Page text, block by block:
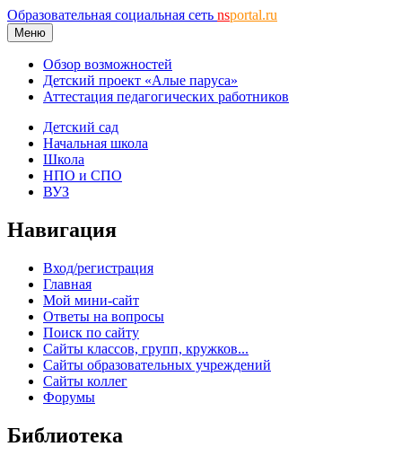
Образовательная социальная сеть nsportal.ru
Меню
Обзор возможностей
Детский проект «Алые паруса»
Аттестация педагогических работников
Детский сад
Начальная школа
Школа
НПО и СПО
ВУЗ
Навигация
Вход/регистрация
Главная
Мой мини-сайт
Ответы на вопросы
Поиск по сайту
Сайты классов, групп, кружков...
Сайты образовательных учреждений
Сайты коллег
Форумы
Библиотека